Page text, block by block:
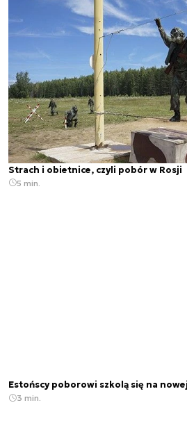
Strach i obietnice, czyli pobór w Rosji
5 min.
Estońscy poborowi szkolą się na
3 min.